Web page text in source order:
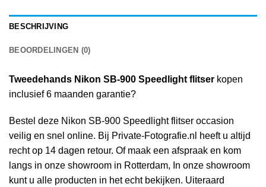
BESCHRIJVING
BEOORDELINGEN (0)
Tweedehands Nikon SB-900 Speedlight flitser kopen
inclusief 6 maanden garantie?
Bestel deze Nikon SB-900 Speedlight flitser occasion
veilig en snel online. Bij Private-Fotografie.nl heeft u altijd
recht op 14 dagen retour. Of maak een afspraak en kom
langs in onze showroom in Rotterdam, In onze showroom
kunt u alle producten in het echt bekijken. Uiteraard